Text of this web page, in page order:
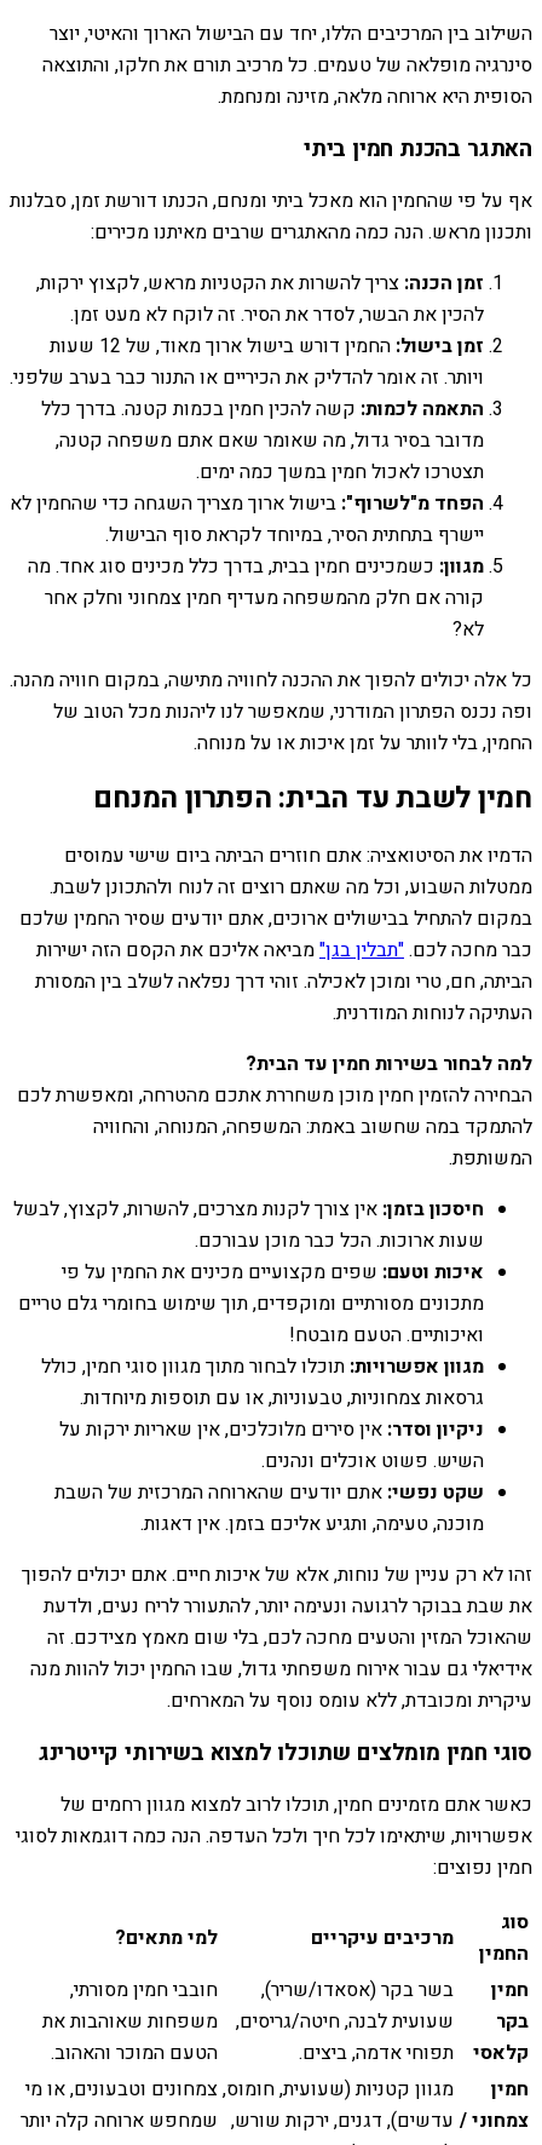
השילוב בין המרכיבים הללו, יחד עם הבישול הארוך והאיטי, יוצר
סינרגיה מופלאה של טעמים. כל מרכיב תורם את חלקו, והתוצאה
הסופית היא ארוחה מלאה, מזינה ומנחמת.
האתגר בהכנת חמין ביתי
אף על פי שהחמין הוא מאכל ביתי ומנחם, הכנתו דורשת זמן, סבלנות
ותכנון מראש. הנה כמה מהאתגרים שרבים מאיתנו מכירים:
זמן הכנה: צריך להשרות את הקטניות מראש, לקצוץ ירקות,
להכין את הבשר, לסדר את הסיר. זה לוקח לא מעט זמן.
זמן בישול:
החמין דורש בישול ארוך מאוד, של 12 שעות
ויותר. זה אומר להדליק את הכיריים או התנור כבר בערב שלפני.
התאמה לכמות: קשה להכין חמין בכמות קטנה. בדרך כלל
מדובר בסיר גדול, מה שאומר שאם אתם משפחה קטנה,
תצטרכו לאכול חמין במשך כמה ימים.
הפחד מ"לשרוף": בישול ארוך מצריך השגחה כדי שהחמין לא
יישרף בתחתית הסיר, במיוחד לקראת סוף הבישול.
מגוון: כשמכינים חמין בבית, בדרך כלל מכינים סוג אחד. מה
קורה אם חלק מהמשפחה מעדיף חמין צמחוני וחלק אחר
לא?
כל אלה יכולים להפוך את ההכנה לחוויה מתישה, במקום חוויה מהנה.
ופה נכנס הפתרון המודרני, שמאפשר לנו ליהנות מכל הטוב של
החמין, בלי לוותר על זמן איכות או על מנוחה.
חמין לשבת עד הבית: הפתרון המנחם
הדמיו את הסיטואציה: אתם חוזרים הביתה ביום שישי עמוסים
ממטלות השבוע, וכל מה שאתם רוצים זה לנוח ולהתכונן לשבת.
במקום להתחיל בבישולים ארוכים, אתם יודעים שסיר החמין שלכם
כבר מחכה לכם."תבלין בגן"מביאה אליכם את הקסם הזה ישירות
הביתה, חם, טרי ומוכן לאכילה. זוהי דרך נפלאה לשלב בין המסורת
העתיקה לנוחות המודרנית.
למה לבחור בשירות חמין עד הבית?
הבחירה להזמין חמין מוכן משחררת אתכם מהטרחה, ומאפשרת לכם
להתמקד במה שחשוב באמת: המשפחה, המנוחה, והחוויה
המשותפת.
חיסכון בזמן: אין צורך לקנות מצרכים, להשרות, לקצוץ, לבשל
שעות ארוכות. הכל כבר מוכן עבורכם.
איכות וטעם: שפים מקצועיים מכינים את החמין על פי
מתכונים מסורתיים ומוקפדים, תוך שימוש בחומרי גלם טריים
ואיכותיים. הטעם מובטח!
מגוון אפשרויות: תוכלו לבחור מתוך מגוון סוגי חמין, כולל
גרסאות צמחוניות, טבעוניות, או עם תוספות מיוחדות.
ניקיון וסדר: אין סירים מלוכלכים, אין שאריות ירקות על
השיש. פשוט אוכלים ונהנים.
שקט נפשי: אתם יודעים שהארוחה המרכזית של השבת
מוכנה, טעימה, ותגיע אליכם בזמן. אין דאגות.
זהו לא רק עניין של נוחות, אלא של איכות חיים. אתם יכולים להפוך
את שבת בבוקר לרגועה ונעימה יותר, להתעורר לריח נעים, ולדעת
שהאוכל המזין והטעים מחכה לכם, בלי שום מאמץ מצידכם. זה
אידיאלי גם עבור אירוח משפחתי גדול, שבו החמין יכול להוות מנה
עיקרית ומכובדת, ללא עומס נוסף על המארחים.
סוגי חמין מומלצים שתוכלו למצוא בשירותי קייטרינג
כאשר אתם מזמינים חמין, תוכלו לרוב למצוא מגוון רחמים של
אפשרויות, שיתאימו לכל חיך ולכל העדפה. הנה כמה דוגמאות לסוגי
חמין נפוצים:
סוג
החמין
מרכיבים עיקריים
למי מתאים?
חמין
בקר
קלאסי
בשר בקר (אסאדו/שריר),
שעועית לבנה, חיטה/גריסים,
תפוחי אדמה, ביצים.
חובבי חמין מסורתי,
משפחות שאוהבות את
הטעם המוכר והאהוב.
חמין
צמחוני /
מגוון קטניות (שעועית, חומוס,
עדשים), דגנים, ירקות שורש,
צמחונים וטבעונים, או מי
שמחפש ארוחה קלה יותר